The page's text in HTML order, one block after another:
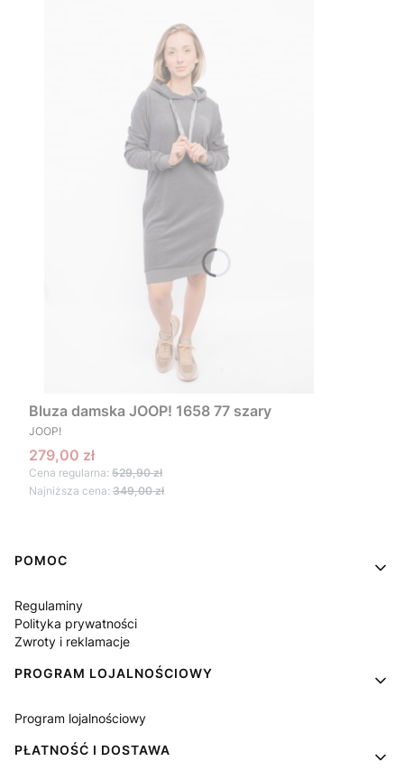
Bluza damska JOOP! 1658 77 szary
PRODUCENT
JOOP!
Cena promocyjna
279,00 zł
Cena regularna: 529,90 zł
Najniższa cena: 349,00 zł
Linki w stopce
POMOC
Regulaminy
Polityka prywatności
Zwroty i reklamacje
PROGRAM LOJALNOŚCIOWY
Program lojalnościowy
PŁATNOŚĆ I DOSTAWA